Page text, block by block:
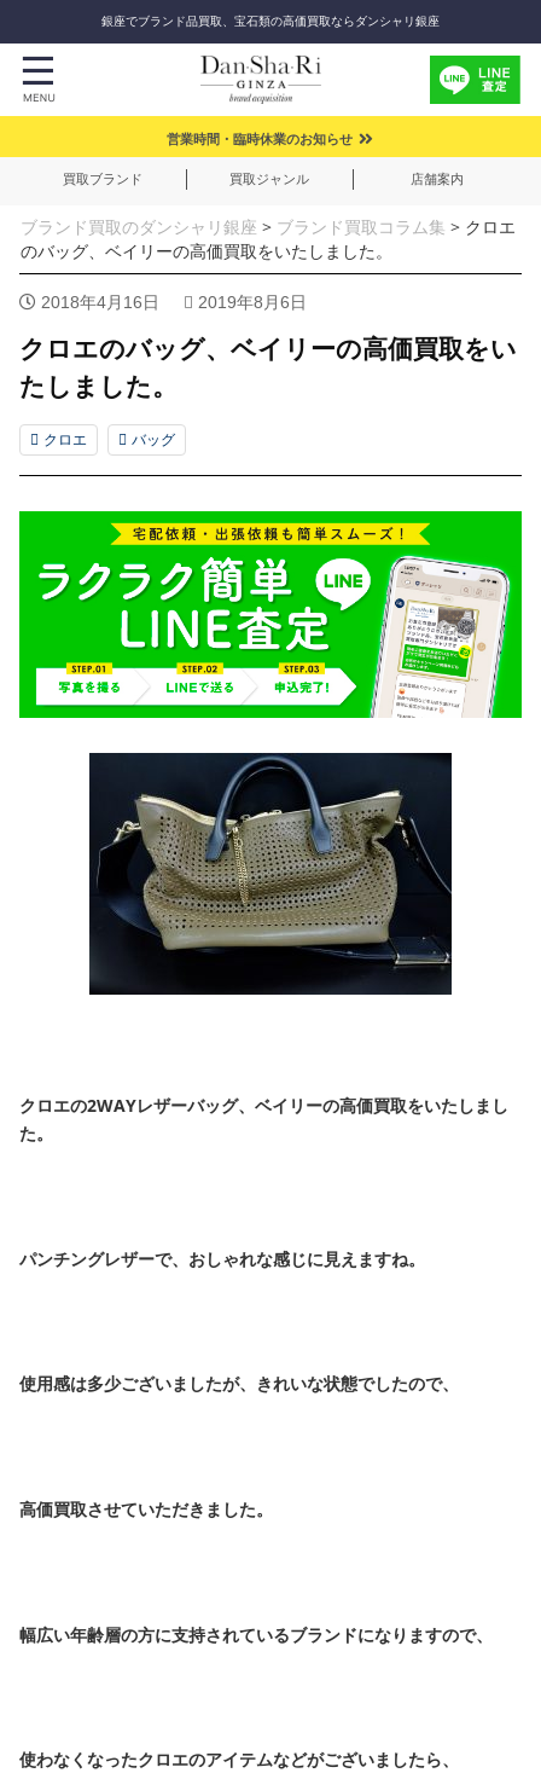
銀座でブランド品買取、宝石類の高価買取ならダンシャリ銀座
営業時間・臨時休業のお知らせ
買取ブランド 買取ジャンル 店舗案内
ブランド買取のダンシャリ銀座 > ブランド買取コラム集 > クロエ
のバッグ、ベイリーの高価買取をいたしました。
2018年4月16日 2019年8月6日
クロエのバッグ、ベイリーの高価買取をい
たしました。
クロエ バッグ
クロエの2WAYレザーバッグ、ベイリーの高価買取をいたしまし
た。
パンチングレザーで、おしゃれな感じに見えますね。
使用感は多少ございましたが、きれいな状態でしたので、
高価買取させていただきました。
幅広い年齢層の方に支持されているブランドになりますので、
使わなくなったクロエのアイテムなどがございましたら、